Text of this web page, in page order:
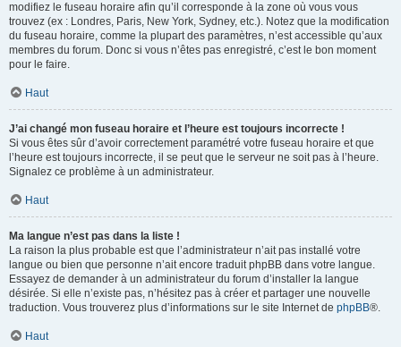
modifiez le fuseau horaire afin qu’il corresponde à la zone où vous vous
trouvez (ex : Londres, Paris, New York, Sydney, etc.). Notez que la modification
du fuseau horaire, comme la plupart des paramètres, n’est accessible qu’aux
membres du forum. Donc si vous n’êtes pas enregistré, c’est le bon moment
pour le faire.
Haut
J’ai changé mon fuseau horaire et l’heure est toujours incorrecte !
Si vous êtes sûr d’avoir correctement paramétré votre fuseau horaire et que
l’heure est toujours incorrecte, il se peut que le serveur ne soit pas à l’heure.
Signalez ce problème à un administrateur.
Haut
Ma langue n’est pas dans la liste !
La raison la plus probable est que l’administrateur n’ait pas installé votre
langue ou bien que personne n’ait encore traduit phpBB dans votre langue.
Essayez de demander à un administrateur du forum d’installer la langue
désirée. Si elle n’existe pas, n’hésitez pas à créer et partager une nouvelle
traduction. Vous trouverez plus d’informations sur le site Internet de phpBB®.
Haut